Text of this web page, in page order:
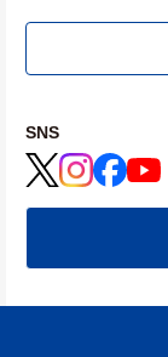
SNS